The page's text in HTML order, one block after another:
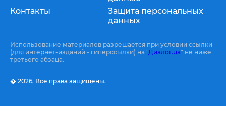
Контакты
Защита персональных
данных
Использование материалов разрешается при условии ссылки
(для интернет-изданий - гиперссылки) на "Диалог.ua" не ниже
третьего абзаца.
� 2026, Все права защищены.